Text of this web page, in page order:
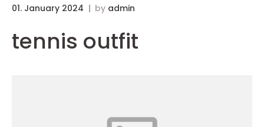
01. January 2024 by admin
tennis outfit